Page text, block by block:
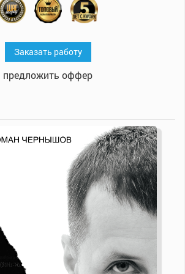
Заказать работу
предложить оффер